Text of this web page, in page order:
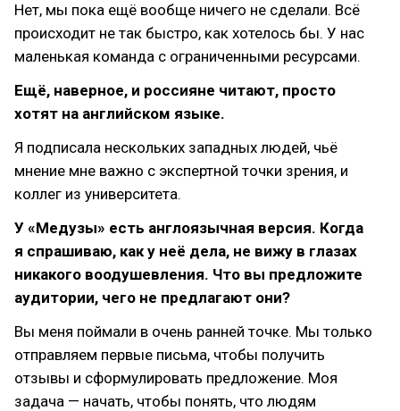
Нет, мы пока ещё вообще ничего не сделали. Всё
происходит не так быстро, как хотелось бы. У нас
маленькая команда с ограниченными ресурсами.
Ещё, наверное, и россияне читают, просто
хотят на английском языке.
Я подписала нескольких западных людей, чьё
мнение мне важно с экспертной точки зрения, и
коллег из университета.
У «Медузы» есть англоязычная версия. Когда
я спрашиваю, как у неё дела, не вижу в глазах
никакого воодушевления. Что вы предложите
аудитории, чего не предлагают они?
Вы меня поймали в очень ранней точке. Мы только
отправляем первые письма, чтобы получить
отзывы и сформулировать предложение. Моя
задача — начать, чтобы понять, что людям